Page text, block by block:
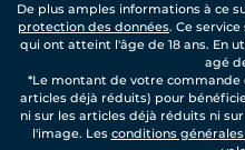
De plus amples informations à ce
protection des données. Ce
qui ont atteint l'âge de 18 ans. En
agé
*Le montant de votre
articles déjà réduits) pour
ni sur les articles déjà réduits ni
l'image. Les conditions